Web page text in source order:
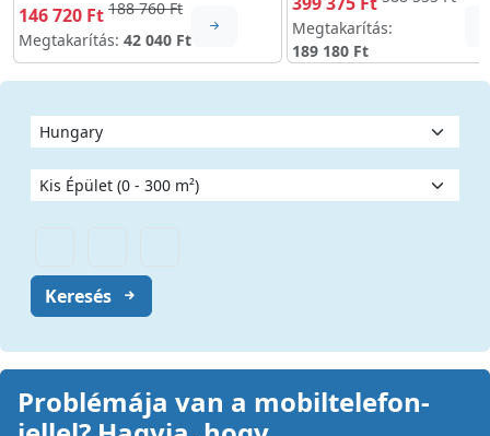
146 720 Ft 188 760 Ft
Megtakarítás: 42 040 Ft
Megtakarítás:
189 180 Ft
Keresés
Problémája van a mobiltelefon-